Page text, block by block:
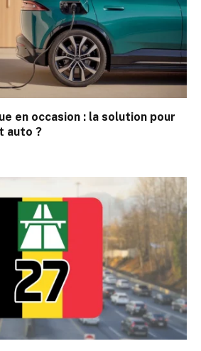
en occasion : la solution pour
auto ?